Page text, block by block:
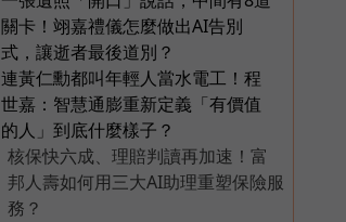
關卡！翊嘉禮儀怎麼做出AI告別
式，讓逝者最後道別？
連黃仁勳都叫年輕人當水電工！程
世嘉：智慧通膨重新定義「有價值
的人」到底什麼樣子？
核保快六成、理賠判讀再加速！富
邦人壽如何用三大AI助理重塑保險服
務？